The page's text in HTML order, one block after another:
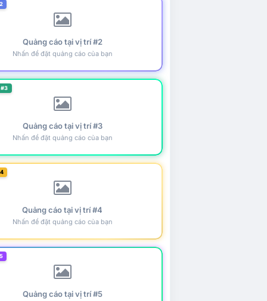
Quảng cáo tại vị trí #2
Nhấn để đặt quảng cáo của bạn
Quảng cáo tại vị trí #3
Nhấn để đặt quảng cáo của bạn
Quảng cáo tại vị trí #4
Nhấn để đặt quảng cáo của bạn
Quảng cáo tại vị trí #5